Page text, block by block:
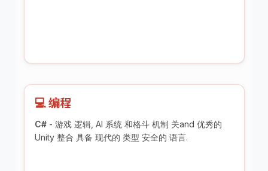
💻 编程
C# - 游戏 逻辑, AI 系统 和格斗 机制 关and 优秀的
Unity 整合 具备 现代的 类型 安全的 语言.